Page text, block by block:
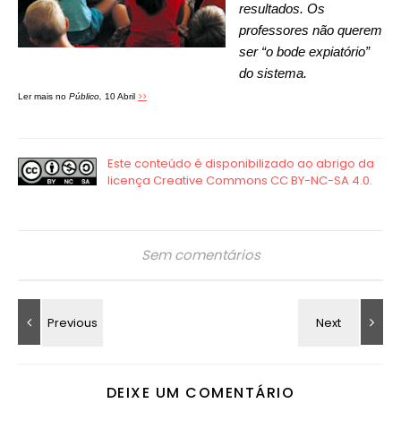
resultados. Os
professores não querem
ser “o bode expiatório”
do sistema.
Ler mais no Público, 10 Abril >>
Sem comentários
DEIXE UM COMENTÁRIO